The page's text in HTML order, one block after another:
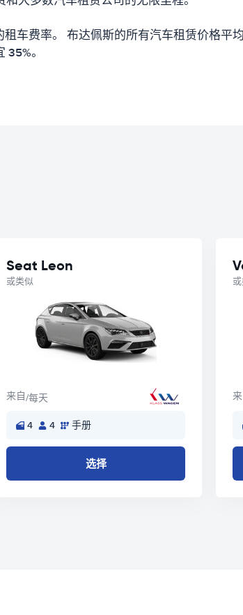
车费率。 布达佩斯的所有汽车租赁价格平均
。
Seat Leon
或类似
来自/每天
4 4 手册
选择